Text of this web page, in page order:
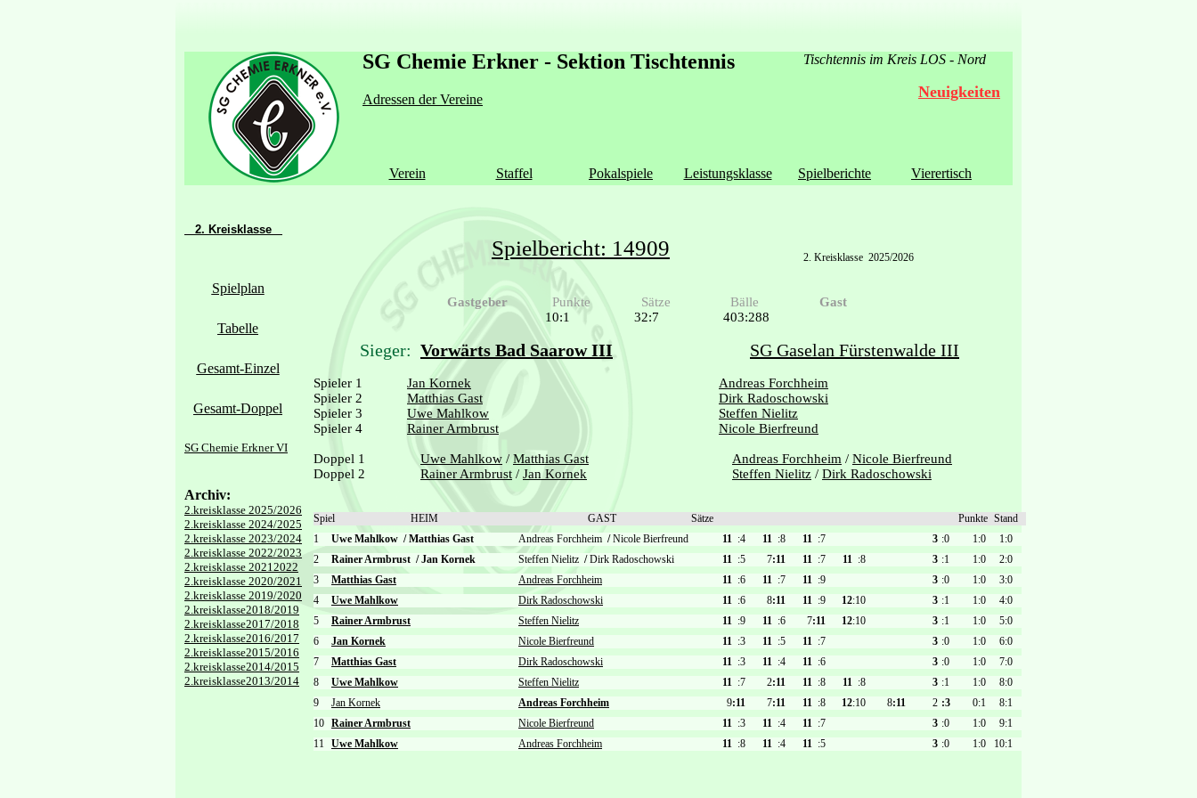
Tischtennis im Kreis LOS - Nord
SG Chemie Erkner - Sektion Tischtennis
Adressen der Vereine
Verein Staffel Pokalspiele Leistungsklasse Spielberichte Vierertisch
Neuigkeiten
2. Kreisklasse
Spielplan
Tabelle
Gesamt-Einzel
Gesamt-Doppel
SG Chemie Erkner VI
Archiv:
2.kreisklasse 2025/2026
2.kreisklasse 2024/2025
2.kreisklasse 2023/2024
2.kreisklasse 2022/2023
2.kreisklasse 20212022
2.kreisklasse 2020/2021
2.kreisklasse 2019/2020
2.kreisklasse2018/2019
2.kreisklasse2017/2018
2.kreisklasse2016/2017
2.kreisklasse2015/2016
2.kreisklasse2014/2015
2.kreisklasse2013/2014
Spielbericht: 14909 2. Kreisklasse 2025/2026
Gastgeber Punkte Sätze Bälle
Gast
10:1
32:7 403:288
Sieger: Vorwärts Bad Saarow III SG Gaselan Fürstenwalde III
Spieler 1 Jan Kornek
Andreas Forchheim
Spieler 2
Matthias Gast
Dirk Radoschowski
Spieler 3
Uwe Mahlkow
Steffen Nielitz
Spieler 4
Rainer Armbrust Nicole Bierfreund
Doppel 1 Uwe Mahlkow / Matthias Gast Andreas Forchheim / Nicole Bierfreund
Doppel 2
Rainer Armbrust / Jan Kornek Steffen Nielitz / Dirk Radoschowski
Spiel HEIM GAST Sätze Punkte Stand
1
Uwe Mahlkow /Matthias Gast Andreas Forchheim /Nicole Bierfreund 11 :4 11 :8 11 :7 3 :0 1:0
1:0
2
Rainer Armbrust /Jan Kornek Steffen Nielitz /Dirk Radoschowski 11 :5 7:11 11 :7 11 :8 3 :1 1:0
2:0
3
Matthias Gast Andreas Forchheim 11 :6 11 :7 11 :9 3 :0 1:0
3:0
4
Uwe Mahlkow Dirk Radoschowski 11 :6 8:11 11 :9 12:10 3 :1 1:0
4:0
5
Rainer Armbrust Steffen Nielitz 11 :9 11 :6 7:11 12:10 3 :1 1:0
5:0
6
Jan Kornek Nicole Bierfreund 11 :3 11 :5 11 :7 3 :0 1:0
6:0
7
Matthias Gast Dirk Radoschowski 11 :3 11 :4 11 :6 3 :0 1:0
7:0
8
Uwe Mahlkow Steffen Nielitz 11 :7 2:11 11 :8 11 :8 3 :1 1:0
8:0
9
Jan Kornek Andreas Forchheim 9:11 7:11 11 :8 12:10 8:11 2 :3 0:1
8:1
10 Rainer Armbrust Nicole Bierfreund 11 :3 11 :4 11 :7 3 :0 1:0
9:1
11 Uwe Mahlkow Andreas Forchheim 11 :8 11 :4 11 :5 3 :0 1:0 10:1